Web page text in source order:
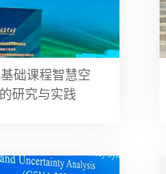
础课程智慧空
研究与实践